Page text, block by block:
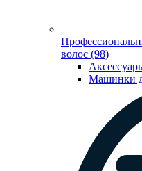
волос (98)
Машинки